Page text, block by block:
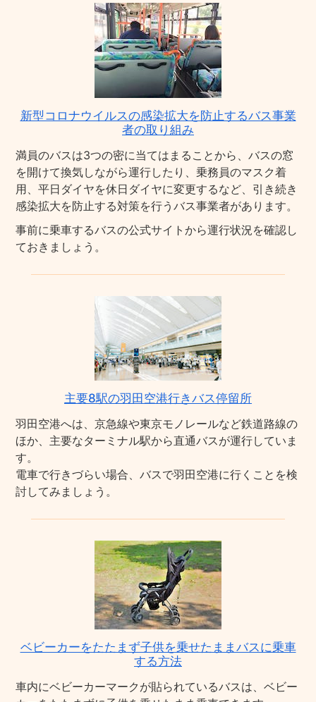
新型コロナウイルスの感染拡大を防止するバス事業
者の取り組み
満員のバスは3つの密に当てはまることから、バスの窓
を開けて換気しながら運行したり、乗務員のマスク着
用、平日ダイヤを休日ダイヤに変更するなど、引き続き
感染拡大を防止する対策を行うバス事業者があります。
事前に乗車するバスの公式サイトから運行状況を確認し
ておきましょう。
主要8駅の羽田空港行きバス停留所
羽田空港へは、京急線や東京モノレールなど鉄道路線の
ほか、主要なターミナル駅から直通バスが運行していま
す。
電車で行きづらい場合、バスで羽田空港に行くことを検
討してみましょう。
ベビーカーをたたまず子供を乗せたままバスに乗車
する方法
車内にベビーカーマークが貼られているバスは、ベビー